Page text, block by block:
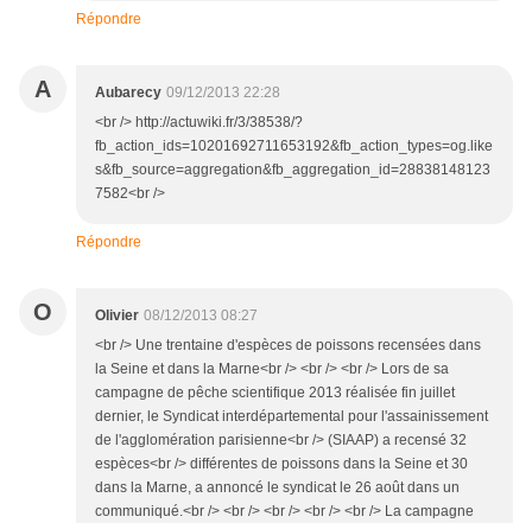
Répondre
A Aubarecy 09/12/2013 22:28
<br /> http://actuwiki.fr/3/38538/?
fb_action_ids=10201692711653192&fb_action_types=og.like
s&fb_source=aggregation&fb_aggregation_id=28838148123
7582<br />
Répondre
O Olivier 08/12/2013 08:27
<br /> Une trentaine d'espèces de poissons recensées dans
la Seine et dans la Marne<br /> <br /> <br /> Lors de sa
campagne de pêche scientifique 2013 réalisée fin juillet
dernier, le Syndicat interdépartemental pour l'assainissement
de l'agglomération parisienne<br /> (SIAAP) a recensé 32
espèces<br /> différentes de poissons dans la Seine et 30
dans la Marne, a annoncé le syndicat le 26 août dans un
communiqué.<br /> <br /> <br /> <br /> <br /> La campagne